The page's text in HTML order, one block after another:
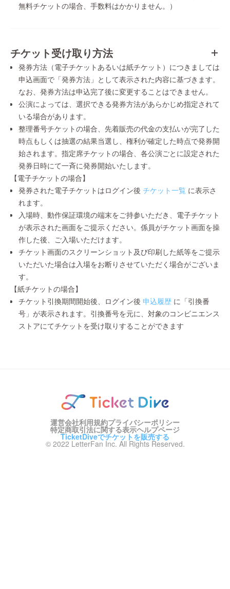
無料チケットの場合、手数料はかかりません。）
チケット受け取り方法
発券方法（電子チケットあるいは紙チケット）につきましては
申込画面で「発券方法」として表示された内容に基づきます。
なお、発券方法は申込完了後に変更することはできません。
公演によっては、選択できる発券方法があらかじめ指定されて
いる場合があります。
整理番号チケットの場合、先着販売の代金の支払いが完了した
時点もしくは抽選の結果当選し、権利が確定した時点で発券開
始されます。指定席チケットの場合、各公演ごとに設定された
発券日時にて一斉に発券開始いたします。
【電子チケットの場合】
発券された電子チケットはログイン後 チケット一覧 に表示さ
れます。
入場時、動作保証環境の端末をご持参いただき、電子チケット
が表示された画面をご提示ください。係員がチケット画面を操
作した後、ご入場いただけます。
チケット画面のスクリーンショット及び印刷した紙等をご提示
いただいた場合は入場をお断りさせていただく場合がございま
す。
【紙チケットの場合】
チケット引換期間開始後、ログイン後 申込履歴 に「引換番
号」が表示されます。引換番号を元に、対象のコンビニエンス
ストアにてチケットを受け取りすることができます
運営会社利用規約プライバシーポリシー
特定商取引法に関する表示ヘルプページ
TicketDiveでチケットを販売する
© 2022 LetterFan Inc. All Rights Reserved.